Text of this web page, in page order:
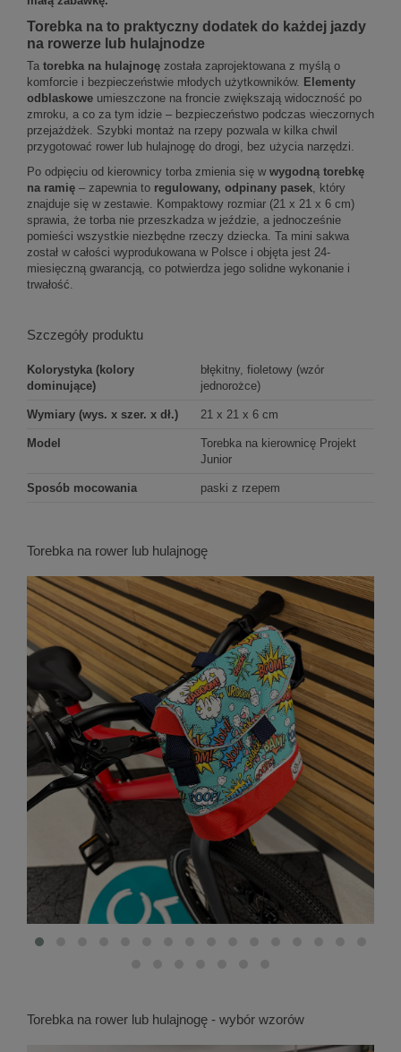
Torebka na to praktyczny dodatek do każdej jazdy
na rowerze lub hulajnodze
Ta torebka na hulajnogę została zaprojektowana z myślą o
komforcie i bezpieczeństwie młodych użytkowników. Elementy
odblaskowe umieszczone na froncie zwiększają widoczność po
zmroku, a co za tym idzie – bezpieczeństwo podczas wieczornych
przejażdżek. Szybki montaż na rzepy pozwala w kilka chwil
przygotować rower lub hulajnogę do drogi, bez użycia narzędzi.
Po odpięciu od kierownicy torba zmienia się w wygodną torebkę
na ramię – zapewnia to regulowany, odpinany pasek, który
znajduje się w zestawie. Kompaktowy rozmiar (21 x 21 x 6 cm)
sprawia, że torba nie przeszkadza w jeździe, a jednocześnie
pomieści wszystkie niezbędne rzeczy dziecka. Ta mini sakwa
został w całości wyprodukowana w Polsce i objęta jest 24-
miesięczną gwarancją, co potwierdza jego solidne wykonanie i
trwałość.
Szczegóły produktu
Kolorystyka (kolory
dominujące)
błękitny, fioletowy (wzór
jednorożce)
Wymiary (wys. x szer. x dł.) 21 x 21 x 6 cm
Model
Torebka na kierownicę Projekt
Junior
Sposób mocowania paski z rzepem
Torebka na rower lub hulajnogę
Torebka na rower lub hulajnogę - wybór wzorów